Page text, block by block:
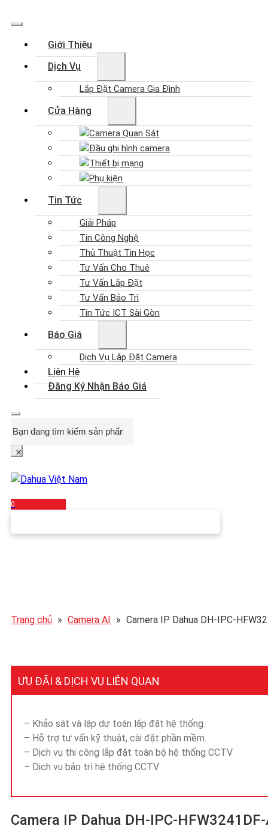
Giới Thiệu
Dịch Vụ
Lắp Đặt Camera Gia Đình
Cửa Hàng
Camera Quan Sát
Đầu ghi hình camera
Thiết bị mạng
Phụ kiện
Tin Tức
Giải Pháp
Tin Công Nghệ
Thủ Thuật Tin Học
Tư Vấn Cho Thuê
Tư Vấn Lắp Đặt
Tư Vấn Bảo Trì
Tin Tức ICT Sài Gòn
Báo Giá
Dịch Vụ Lắp Đặt Camera
Liên Hệ
Đăng Ký Nhận Báo Giá
×
0
Trang chủ » Camera AI » Camera IP Dahua DH-IPC-
ƯU ĐÃI & DỊCH VỤ LIÊN QUAN
– Khảo sát và lập dự toán lắp đặt hệ thống.
– Hỗ trợ tư vấn kỹ thuật, cài đặt phần mềm.
– Dịch vụ thi công lắp đặt toàn bộ hệ thống CCTV
– Dịch vụ bảo trì hệ thống CCTV
Camera IP Dahua DH-IPC-